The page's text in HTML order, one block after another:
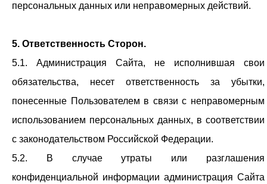
персональных данных или неправомерных действий.
5. Ответственность Сторон.
5.1. Администрация Сайта, не исполнившая свои
обязательства, несет ответственность за убытки,
понесенные Пользователем в связи с неправомерным
использованием персональных данных, в соответствии
с законодательством Российской Федерации.
5.2. В случае утраты или разглашения
конфиденциальной информации администрация Сайта